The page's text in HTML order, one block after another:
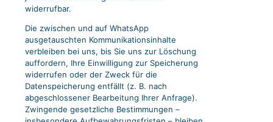
widerrufbar.
Die zwischen und auf WhatsApp
ausgetauschten Kommunikationsinhalte
verbleiben bei uns, bis Sie uns zur Löschung
auffordern, Ihre Einwilligung zur Speicherung
widerrufen oder der Zweck für die
Datenspeicherung entfällt (z. B. nach
abgeschlossener Bearbeitung Ihrer Anfrage).
Zwingende gesetzliche Bestimmungen –